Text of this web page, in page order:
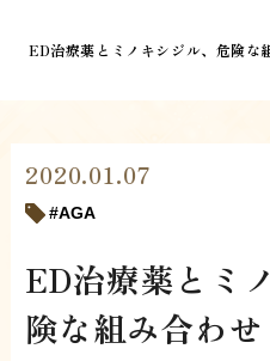
ED治療薬とミノキシジル、危険な
2020.01.07
AGA
ED治療薬とミ
険な組み合わせ